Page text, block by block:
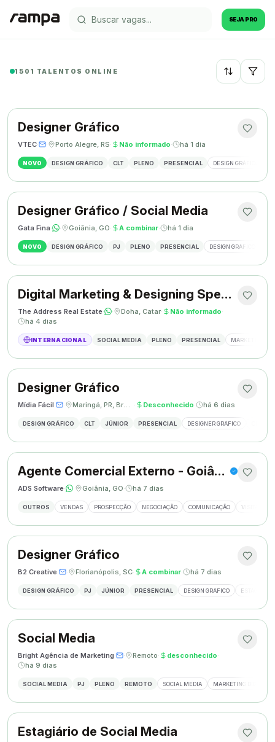
SEJA PRO
1501 TALENTOS ONLINE Recentes
Designer Gráfico
VTEC· · Porto Alegre, RS· Não informado· há 1 dia
NOVO DESIGN GRÁFICO CLT PLENO PRESENCIAL DESIGN GRÁFICO
Designer Gráfico / Social Media
Gata Fina· · Goiânia, GO· A combinar· há 1 dia
NOVO DESIGN GRÁFICO PJ PLENO PRESENCIAL DESIGN GRÁFICO
Digital Marketing & Designing Specialist
The Address Real Estate· · Doha, Catar· Não informado·
há 4 dias
INTERNACIONAL SOCIAL MEDIA PLENO PRESENCIAL MARKETING
Designer Gráfico
Mídia Fácil· · Maringá, PR, Brasil · Desconhecido· há 6 dias
DESIGN GRÁFICO CLT JÚNIOR PRESENCIAL DESIGNER GRÁFICO
Agente Comercial Externo - Goiânia
ADS Software· · Goiânia, GO· há 7 dias
OUTROS VENDAS PROSPECÇÃO NEGOCIAÇÃO COMUNICAÇÃO VISITAS
Designer Gráfico
B2 Creative· · Florianópolis, SC· A combinar· há 7 dias
DESIGN GRÁFICO PJ JÚNIOR PRESENCIAL DESIGN GRÁFICO ESTÁGIO
Social Media
Bright Agência de Marketing· · Remoto· desconhecido·
há 9 dias
SOCIAL MEDIA PJ PLENO REMOTO SOCIAL MEDIA MARKETING DIGITAL
Estagiário de Social Media